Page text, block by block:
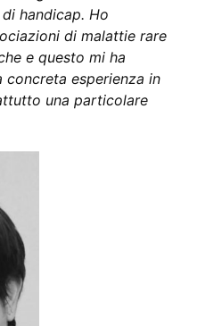
handicap. Ho
di malattie rare
e questo mi ha
esperienza in
una particolare